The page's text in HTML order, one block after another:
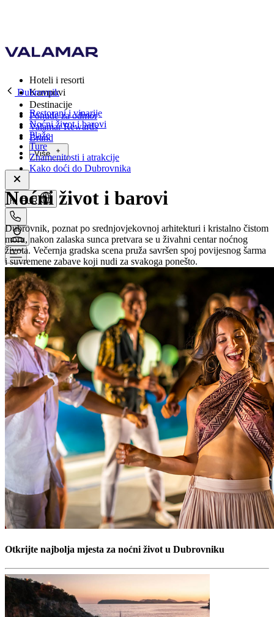
Hoteli i resorti
Kampovi
Destinacije
Ponude za odmor
Valamar Rewards
Brand
Više
hr, EUR
Dubrovnik
Restorani i vinarije
Noćni život i barovi
Plaže
Ture
Znamenitosti i atrakcije
Kako doći do Dubrovnika
Noćni život i barovi
Dubrovnik, poznat po srednjovjekovnoj arhitekturi i kristalno čistom
moru, nakon zalaska sunca pretvara se u živahni centar noćnog
života. Večernja gradska scena pruža savršen spoj povijesnog šarma
i suvremene zabave koji nudi za svakoga ponešto.
Otkrijte najbolja mjesta za noćni život u Dubrovniku